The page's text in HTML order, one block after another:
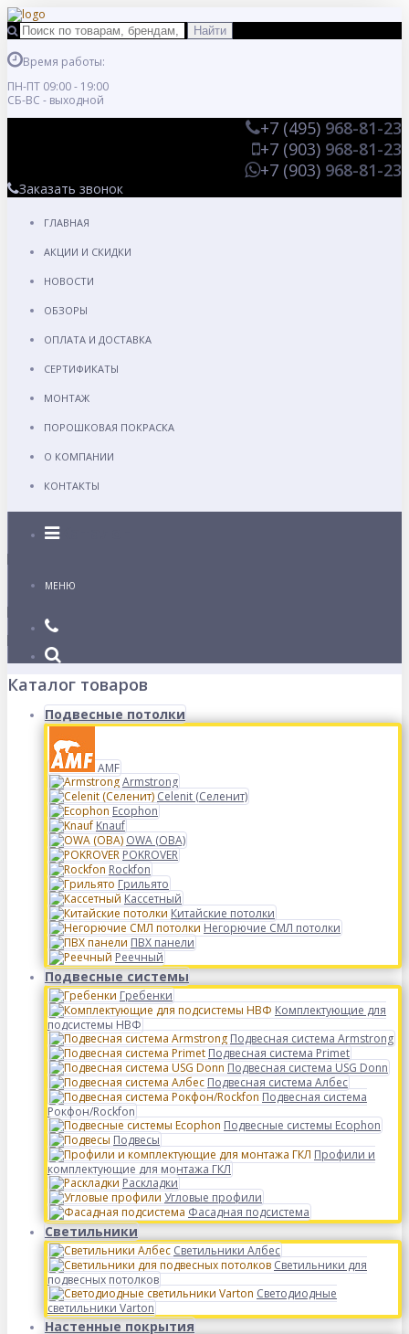
Время работы:
ПН-ПТ 09:00 - 19:00
СБ-ВС - выходной
+7 (495) 968-81-23
+7 (903) 968-81-23
+7 (903) 968-81-23
Заказать звонок
ГЛАВНАЯ
АКЦИИ И СКИДКИ
НОВОСТИ
ОБЗОРЫ
ОПЛАТА И ДОСТАВКА
СЕРТИФИКАТЫ
МОНТАЖ
ПОРОШКОВАЯ ПОКРАСКА
О КОМПАНИИ
КОНТАКТЫ
Каталог
МЕНЮ
Каталог товаров
Подвесные потолки
AMF
Armstrong
Celenit (Селенит)
Ecophon
Knauf
OWA (ОВА)
POKROVER
Rockfon
Грильято
Кассетный
Китайские потолки
Негорючие СМЛ потолки
ПВХ панели
Реечный
Подвесные системы
Гребенки
Комплектующие для
подсистемы НВФ
Подвесная система Armstrong
Подвесная система Primet
Подвесная система USG Donn
Подвесная система Албес
Подвесная система
Рокфон/Rockfon
Подвесные системы Ecophon
Подвесы
Профили и
комплектующие для монтажа ГКЛ
Раскладки
Угловые профили
Фасадная подсистема
Светильники
Светильники Албес
Светильники для
подвесных потолков
Светодиодные
светильники Varton
Настенные покрытия